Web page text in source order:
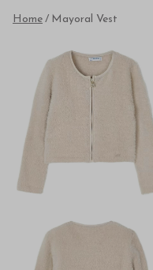
Bestel
van
hoge
kwaliteit
in
onze
webshop
Home Mayoral Vest